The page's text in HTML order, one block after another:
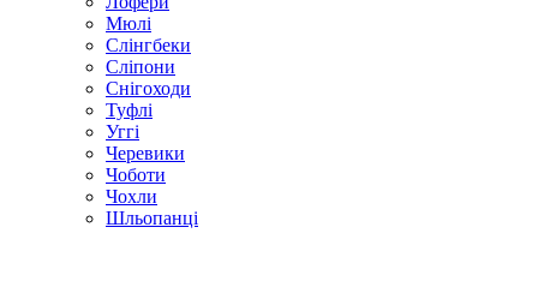
Мюлі
Слінгбеки
Сліпони
Снігоходи
Туфлі
Уггі
Черевики
Чоботи
Чохли
Шльопанці